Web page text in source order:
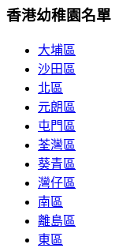
香港幼稚園名單
大埔區
沙田區
北區
元朗區
屯門區
荃灣區
葵青區
灣仔區
南區
離島區
東區